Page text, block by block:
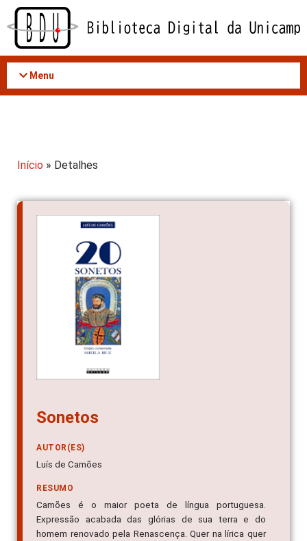
Acessar
conteúdo
Menu
Início » Detalhes
Sonetos
AUTOR(ES)
Luís de Camões
RESUMO
Camões é o maior poeta de língua portuguesa.
Expressão acabada das glórias de sua terra e do
homem renovado pela Renascença. Quer na lírica quer